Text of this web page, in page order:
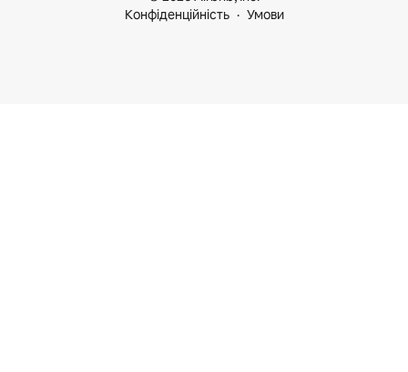
Конфіденційність
Умови